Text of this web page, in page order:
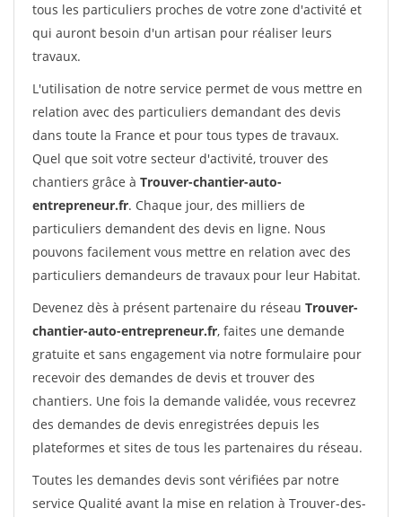
tous les particuliers proches de votre zone d'activité et
qui auront besoin d'un artisan pour réaliser leurs
travaux.
L'utilisation de notre service permet de vous mettre en
relation avec des particuliers demandant des devis
dans toute la France et pour tous types de travaux.
Quel que soit votre secteur d'activité, trouver des
chantiers grâce à Trouver-chantier-auto-
entrepreneur.fr. Chaque jour, des milliers de
particuliers demandent des devis en ligne. Nous
pouvons facilement vous mettre en relation avec des
particuliers demandeurs de travaux pour leur Habitat.
Devenez dès à présent partenaire du réseau Trouver-
chantier-auto-entrepreneur.fr, faites une demande
gratuite et sans engagement via notre formulaire pour
recevoir des demandes de devis et trouver des
chantiers. Une fois la demande validée, vous recevrez
des demandes de devis enregistrées depuis les
plateformes et sites de tous les partenaires du réseau.
Toutes les demandes devis sont vérifiées par notre
service Qualité avant la mise en relation à Trouver-des-